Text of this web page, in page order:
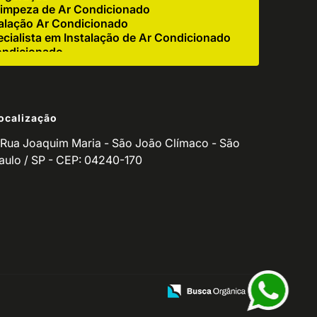
de Ar Condicionado
Ar Condicionado
em Instalação de Ar Condicionado
Ar Condicionado Industrial
Corretiva de Ar Condicionado
para Empresas
de Ar Condicionado Residencial
Equipamento de Refrigeração
Rua Joaquim Maria - São João Clímaco - São
/ SP - CEP: 04240-170